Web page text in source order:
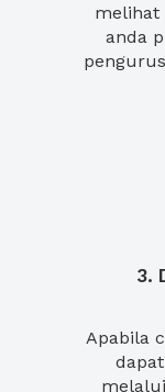
melihat
anda
3.
Apabila